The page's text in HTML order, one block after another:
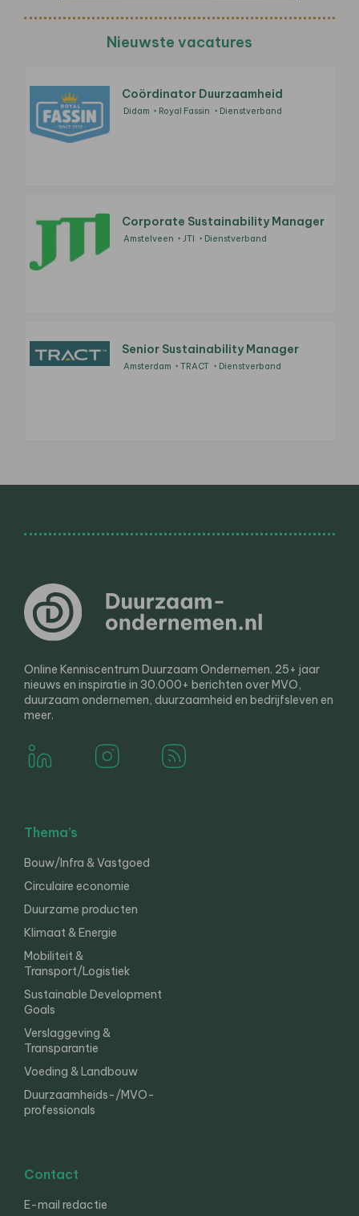
Nieuwste vacatures
Coördinator Duurzaamheid
Didam Royal Fassin Dienstverband
Corporate Sustainability Manager
Amstelveen JTI Dienstverband
Senior Sustainability Manager
Amsterdam TRACT Dienstverband
Online Kenniscentrum Duurzaam Ondernemen. 25+ jaar
nieuws en inspiratie in 30.000+ berichten over MVO,
duurzaam ondernemen, duurzaamheid en bedrijfsleven en
meer.
Thema’s
Bouw/Infra & Vastgoed
Circulaire economie
Duurzame producten
Klimaat & Energie
Mobiliteit &
Transport/Logistiek
Sustainable Development
Goals
Verslaggeving &
Transparantie
Voeding & Landbouw
Duurzaamheids-/MVO-
professionals
Contact
E-mail redactie